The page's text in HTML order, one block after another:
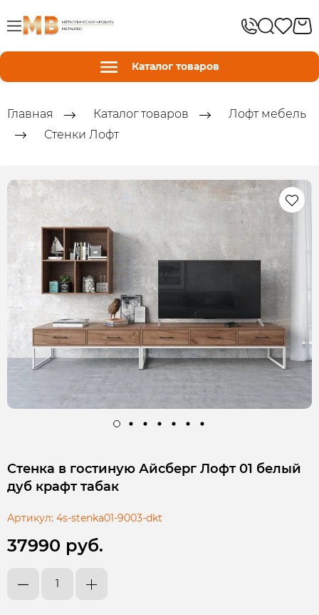
Каталог товаров
Главная Каталог товаров
Лофт мебель
Стенки Лофт
Стенка в гостиную Айсберг Лофт 01 белый
дуб крафт табак
Артикул: 4s-stenka01-9003-dkt
37990 руб.